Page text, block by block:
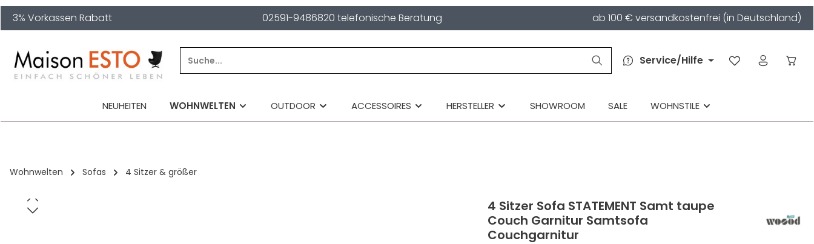
Zur Hauptnavigation springen
3% Vorkassen Rabatt 02591-9486820 telefonische Beratung ab 100 € versandkostenfrei (in Deutschland)
Service/Hilfe
NEUHEITEN WOHNWELTEN OUTDOOR ACCESSOIRES HERSTELLER SHOWROOM SALE WOHNSTILE
Wohnwelten Sofas 4 Sitzer & größer
Bildergalerie überspringen
4 Sitzer Sofa STATEMENT Samt taupe
Couch Garnitur Samtsofa
Couchgarnitur